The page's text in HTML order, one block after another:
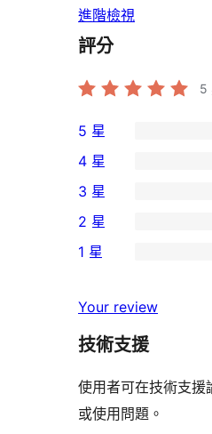
進階檢視
評分
5
11
個
5
星
使
者
論
5 星
個
4
星
用
者
論
4 星
0
個
3
使
用
評
論
3 星
個
星
使
者
評
2 星
1
星
用
者
1 星
Your review
技術支援
使用者可在技術支援
或使用問題。